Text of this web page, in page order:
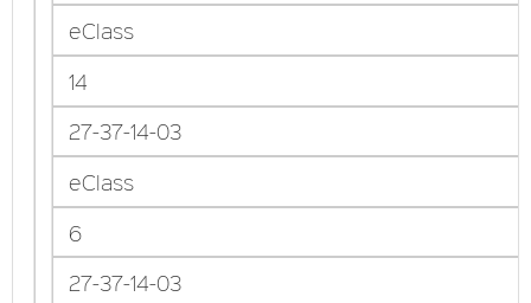
eClass
14
27-37-14-03
eClass
6
27-37-14-03